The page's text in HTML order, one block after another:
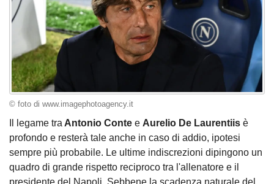
© foto di www.imagephotoagency.it
Il legame tra Antonio Conte e Aurelio De Laurentiis è
profondo e resterà tale anche in caso di addio, ipotesi
sempre più probabile. Le ultime indiscrezioni dipingono un
quadro di grande rispetto reciproco tra l'allenatore e il